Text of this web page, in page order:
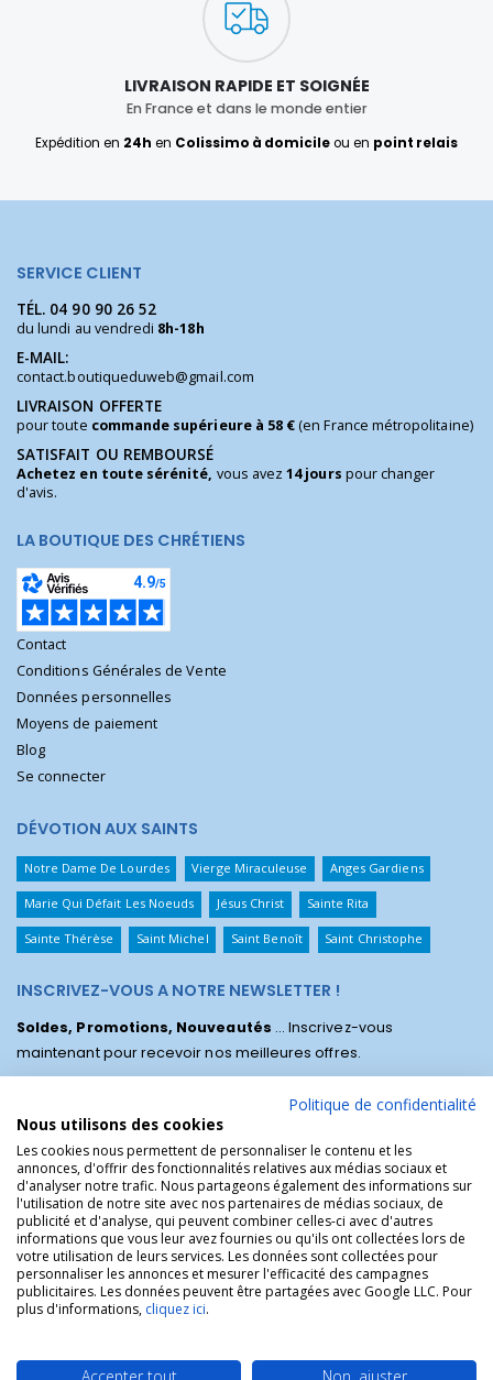
LIVRAISON RAPIDE ET SOIGNÉE
En France et dans le monde entier
Expédition en 24h en Colissimo à domicileou en point relais
SERVICE CLIENT
TÉL. 04 90 90 26 52
du lundi au vendredi 8h-18h
E-MAIL:
contact.boutiqueduweb@gmail.com
LIVRAISON OFFERTE
pour toute commande supérieure à 58 €(en France métropolitaine)
SATISFAIT OU REMBOURSÉ
Achetez en toute sérénité, vous avez14 jours pour changer
d'avis.
LA BOUTIQUE DES CHRÉTIENS
Contact
Conditions Générales de Vente
Données personnelles
Moyens de paiement
Blog
Se connecter
DÉVOTION AUX SAINTS
Notre Dame De Lourdes Vierge Miraculeuse Anges Gardiens
Marie Qui Défait Les Noeuds Jésus Christ Sainte Rita
Sainte Thérèse Saint Michel Saint Benoît Saint Christophe
INSCRIVEZ-VOUS A NOTRE NEWSLETTER !
Soldes, Promotions, Nouveautés ... Inscrivez-vous
maintenant pour recevoir nos meilleures offres.
La Boutique des Chrétiens © | La boutique religieuse chrétienne de
référence !.
Politique de confidentialité
Nous utilisons des cookies
Les cookies nous permettent de personnaliser le contenu et les
annonces, d'offrir des fonctionnalités relatives aux médias sociaux et
d'analyser notre trafic. Nous partageons également des informations sur
l'utilisation de notre site avec nos partenaires de médias sociaux, de
publicité et d'analyse, qui peuvent combiner celles-ci avec d'autres
informations que vous leur avez fournies ou qu'ils ont collectées lors de
votre utilisation de leurs services. Les données sont collectées pour
personnaliser les annonces et mesurer l'efficacité des campagnes
publicitaires. Les données peuvent être partagées avec Google LLC. Pour
plus d'informations, cliquez ici.